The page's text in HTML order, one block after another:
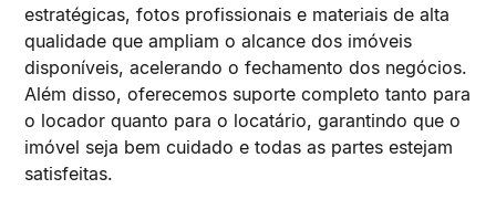
estratégicas, fotos profissionais e materiais de alta
qualidade que ampliam o alcance dos imóveis
disponíveis, acelerando o fechamento dos negócios.
Além disso, oferecemos suporte completo tanto para
o locador quanto para o locatário, garantindo que o
imóvel seja bem cuidado e todas as partes estejam
satisfeitas.